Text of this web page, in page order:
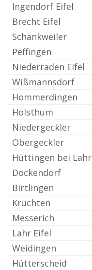
Ingendorf Eifel
Brecht Eifel
Schankweiler
Peffingen
Niederraden Eifel
Wißmannsdorf
Hommerdingen
Holsthum
Niedergeckler
Obergeckler
Hüttingen bei Lahr
Dockendorf
Birtlingen
Kruchten
Messerich
Lahr Eifel
Weidingen
Hütterscheid